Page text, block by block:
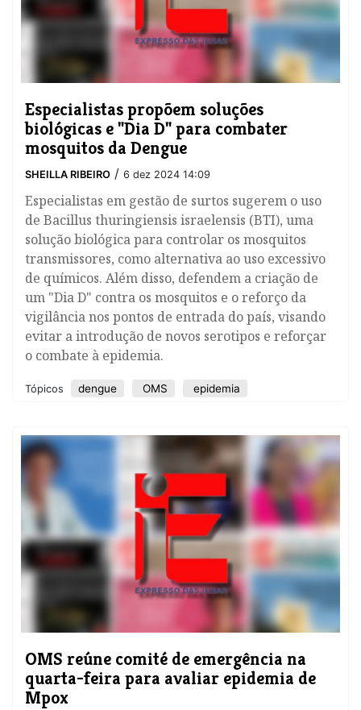
Especialistas propõem soluções
biológicas e "Dia D" para combater
mosquitos da Dengue
SHEILLA RIBEIRO / 6 dez 2024 14:09
Especialistas em gestão de surtos sugerem o uso
de Bacillus thuringiensis israelensis (BTI), uma
solução biológica para controlar os mosquitos
transmissores, como alternativa ao uso excessivo
de químicos. Além disso, defendem a criação de
um "Dia D" contra os mosquitos e o reforço da
vigilância nos pontos de entrada do país, visando
evitar a introdução de novos serotipos e reforçar
o combate à epidemia.
Tópicos dengue OMS epidemia
OMS reúne comité de emergência na
quarta-feira para avaliar epidemia de
Mpox